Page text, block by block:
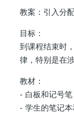
教案：引入分
目标：
到课程结束时
律，特别是在
教材：
- 白板和记号笔
- 学生的笔记